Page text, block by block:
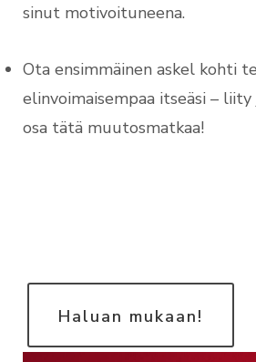
sinut motivoituneena.
Ota ensimmäinen askel kohti
elinvoimaisempaa itseäsi –
osa tätä muutosmatkaa!
Haluan mukaan!